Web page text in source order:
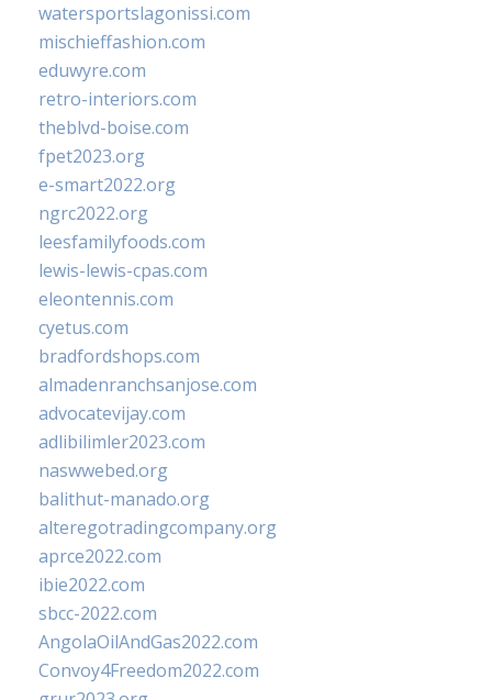
watersportslagonissi.com
mischieffashion.com
eduwyre.com
retro-interiors.com
theblvd-boise.com
fpet2023.org
e-smart2022.org
ngrc2022.org
leesfamilyfoods.com
lewis-lewis-cpas.com
eleontennis.com
cyetus.com
bradfordshops.com
almadenranchsanjose.com
advocatevijay.com
adlibilimler2023.com
naswwebed.org
balithut-manado.org
alteregotradingcompany.org
aprce2022.com
ibie2022.com
sbcc-2022.com
AngolaOilAndGas2022.com
Convoy4Freedom2022.com